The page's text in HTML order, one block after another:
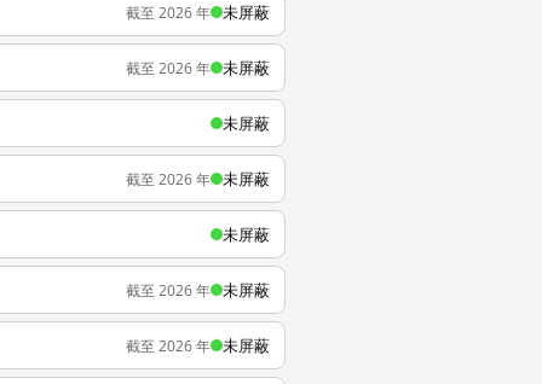
截至 2026 年 未屏蔽
截至 2026 年 未屏蔽
未屏蔽
截至 2026 年 未屏蔽
未屏蔽
截至 2026 年 未屏蔽
截至 2026 年 未屏蔽